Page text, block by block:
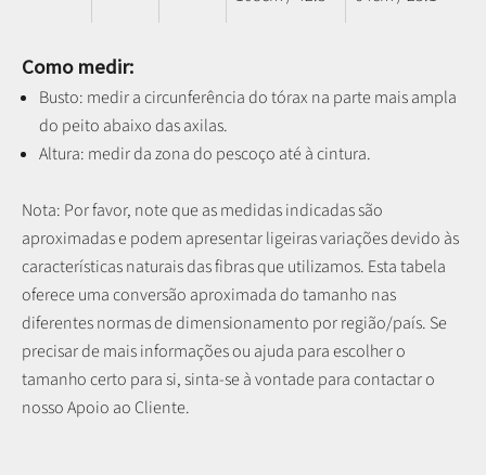
Como medir:
Busto: medir a circunferência do tórax na parte mais ampla
do peito abaixo das axilas.
Altura: medir da zona do pescoço até à cintura.
Nota: Por favor, note que as medidas indicadas são
aproximadas e podem apresentar ligeiras variações devido às
características naturais das fibras que utilizamos. Esta tabela
oferece uma conversão aproximada do tamanho nas
diferentes normas de dimensionamento por região/país. Se
precisar de mais informações ou ajuda para escolher o
tamanho certo para si, sinta-se à vontade para contactar o
nosso Apoio ao Cliente.